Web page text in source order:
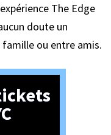
The Edge
doute un
ou entre amis.